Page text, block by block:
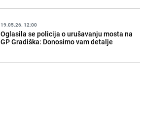
19.05.26. 12:00
Oglasila se policija o urušavanju mosta na
GP Gradiška: Donosimo vam detalje